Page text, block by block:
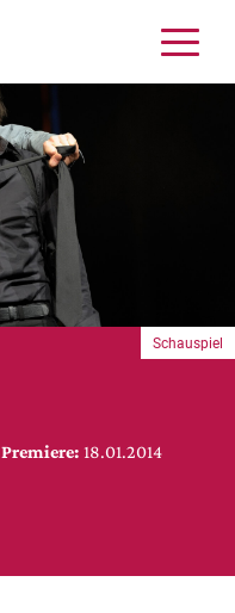
Premiere: 18.01.2014
Schauspiel